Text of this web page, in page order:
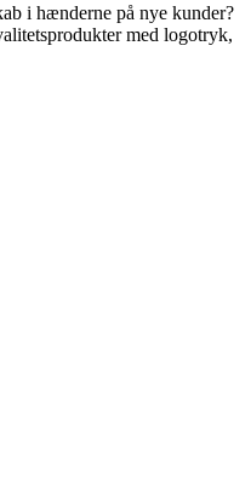
i hænderne på nye kunder?
med logotryk,